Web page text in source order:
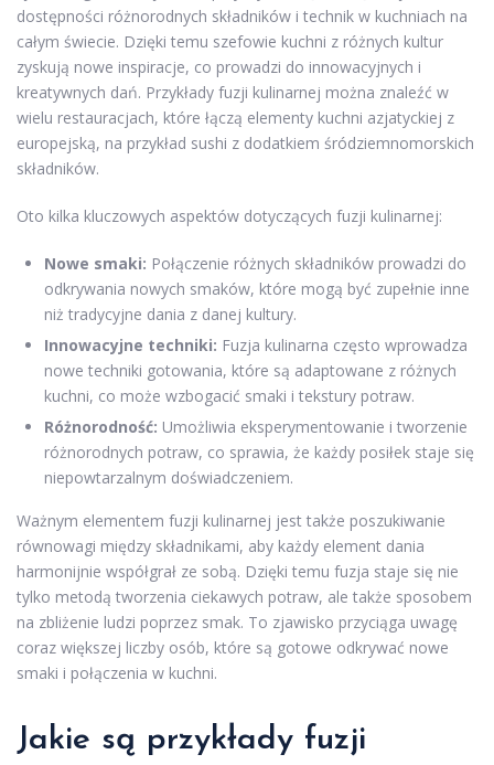
dostępności różnorodnych składników i technik w kuchniach na
całym świecie. Dzięki temu szefowie kuchni z różnych kultur
zyskują nowe inspiracje, co prowadzi do innowacyjnych i
kreatywnych dań. Przykłady fuzji kulinarnej można znaleźć w
wielu restauracjach, które łączą elementy kuchni azjatyckiej z
europejską, na przykład sushi z dodatkiem śródziemnomorskich
składników.
Oto kilka kluczowych aspektów dotyczących fuzji kulinarnej:
Nowe smaki: Połączenie różnych składników prowadzi do
odkrywania nowych smaków, które mogą być zupełnie inne
niż tradycyjne dania z danej kultury.
Innowacyjne techniki: Fuzja kulinarna często wprowadza
nowe techniki gotowania, które są adaptowane z różnych
kuchni, co może wzbogacić smaki i tekstury potraw.
Różnorodność: Umożliwia eksperymentowanie i tworzenie
różnorodnych potraw, co sprawia, że każdy posiłek staje się
niepowtarzalnym doświadczeniem.
Ważnym elementem fuzji kulinarnej jest także poszukiwanie
równowagi między składnikami, aby każdy element dania
harmonijnie współgrał ze sobą. Dzięki temu fuzja staje się nie
tylko metodą tworzenia ciekawych potraw, ale także sposobem
na zbliżenie ludzi poprzez smak. To zjawisko przyciąga uwagę
coraz większej liczby osób, które są gotowe odkrywać nowe
smaki i połączenia w kuchni.
Jakie są przykłady fuzji